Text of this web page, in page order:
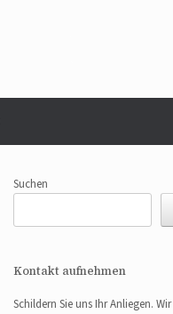
Suchen
Kontakt aufnehmen
Schildern Sie uns Ihr Anliegen.